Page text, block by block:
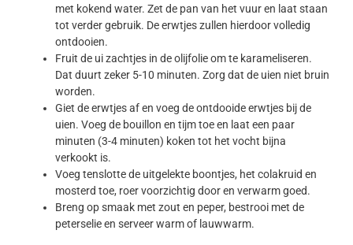
met kokend water. Zet de pan van het vuur en laat staan
tot verder gebruik. De erwtjes zullen hierdoor volledig
ontdooien.
Fruit de ui zachtjes in de olijfolie om te karameliseren.
Dat duurt zeker 5-10 minuten. Zorg dat de uien niet bruin
worden.
Giet de erwtjes af en voeg de ontdooide erwtjes bij de
uien. Voeg de bouillon en tijm toe en laat een paar
minuten (3-4 minuten) koken tot het vocht bijna
verkookt is.
Voeg tenslotte de uitgelekte boontjes, het colakruid en
mosterd toe, roer voorzichtig door en verwarm goed.
Breng op smaak met zout en peper, bestrooi met de
peterselie en serveer warm of lauwwarm.